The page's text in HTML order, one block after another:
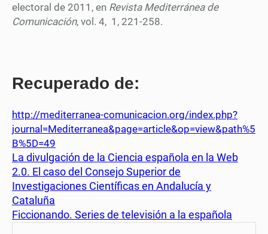
electoral de 2011, en Revista Mediterránea de
Comunicación, vol. 4, 1, 221-258.
Recuperado de:
http://mediterranea-comunicacion.org/index.php?
journal=Mediterranea&page=article&op=view&path%5
B%5D=49
La divulgación de la Ciencia española en la Web
2.0. El caso del Consejo Superior de
Investigaciones Científicas en Andalucía y
Cataluña
Ficcionando. Series de televisión a la española